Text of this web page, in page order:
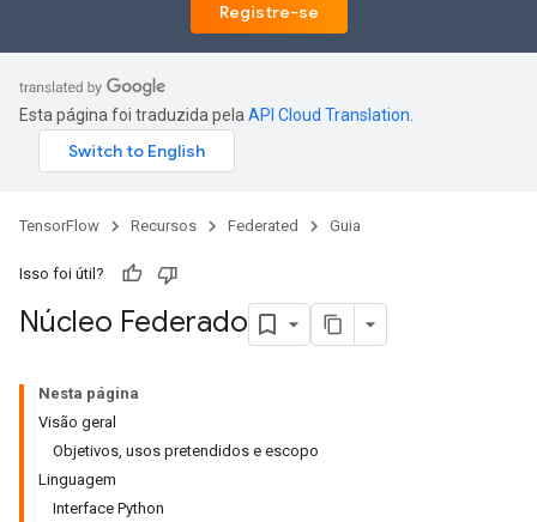
Registre-se
Esta página foi traduzida pela API Cloud Translation
TensorFlow Recursos Federated Guia
Isso foi útil?
Núcleo Federado
Nesta página
Visão geral
Objetivos, usos pretendidos e escopo
Linguagem
Interface Python